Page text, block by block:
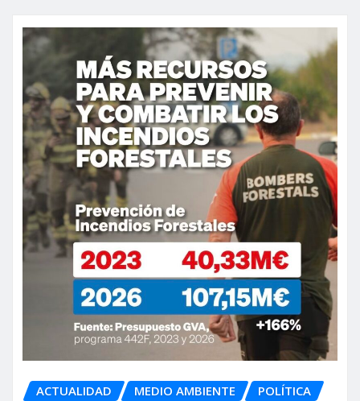
ACTUALIDAD MEDIO AMBIENTE POLÍTICA